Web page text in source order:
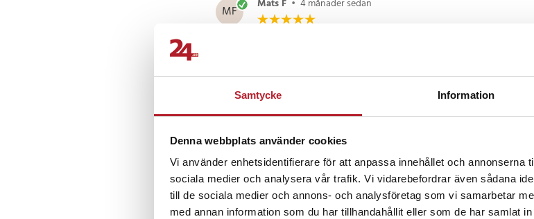
Samtycke Information
Denna webbplats använder cookies
Vi använder enhetsidentifierare för att anpassa innehållet och annonserna
sociala medier och analysera vår trafik. Vi vidarebefordrar även sådana
till de sociala medier och annons- och analysföretag som vi samarbetar
med annan information som du har tillhandahållit eller som de har samlat
MF Mats F • 4 månader sedan
Sune L
Riktigt bra fjärrkontroll, funkar lika bra som originalet
CE Claes E • 3 år sedan